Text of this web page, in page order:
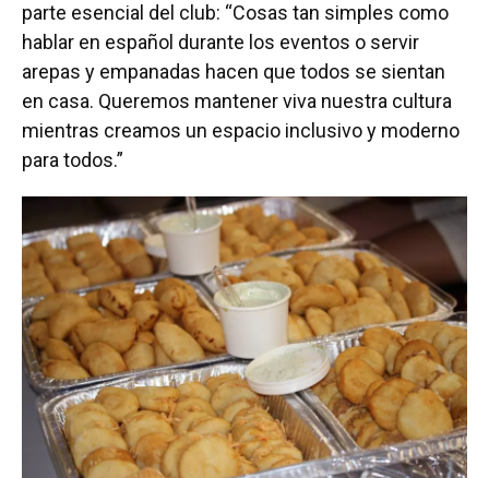
parte esencial del club: “Cosas tan simples como
hablar en español durante los eventos o servir
arepas y empanadas hacen que todos se sientan
en casa. Queremos mantener viva nuestra cultura
mientras creamos un espacio inclusivo y moderno
para todos.”